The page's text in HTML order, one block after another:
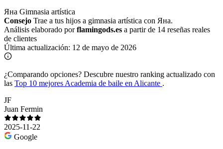
Яна Gimnasia artística
Consejo Trae a tus hijos a gimnasia artística con Яна.
Análisis elaborado porflamingods.es a partir de 14 reseñas reales
de clientes
Última actualización: 12 de mayo de 2026
¿Comparando opciones? Descubre nuestro ranking actualizado con
las Top 10 mejores Academia de baile en Alicante .
JF
Juan Fermin
2025-11-22
Google